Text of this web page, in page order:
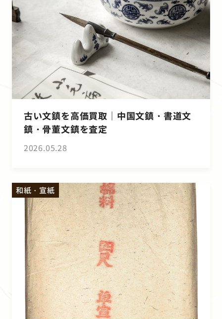
古い文鎮を高価買取｜中国文鎮・書道文
鎮・骨董文鎮を査定
2026.05.28
和紙・宣紙